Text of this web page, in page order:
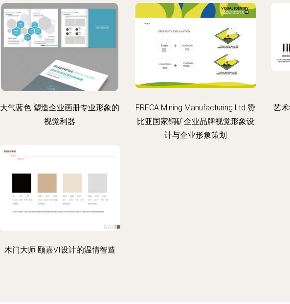
大气蓝色 塑造企业画册专业形象的
视觉利器
FRECA Mining Manufacturing Ltd 赞
比亚国家铜矿企业品牌视觉形象设
计与企业形象策划
艺
木门大师 颐嘉VI设计的温情智造